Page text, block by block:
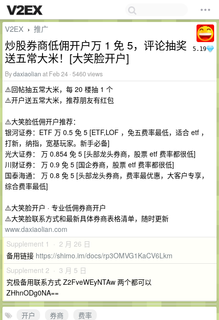
5.19
V2EX › 推广
炒股券商低佣开户万 1 免 5，评论抽奖
送五常大米！[大笑脸开户]
Bydaxiaolian at Feb 24 · 5460 views
⚠️回帖抽五常大米，每 20 楼抽 1 个
⚠️开户送五常大米，推荐朋友有红包
⚠️大笑脸低佣开户推荐：
银河证券：ETF 万 0.5 免 5 [ETF,LOF ，免五费率最低，适合 etf ，
打新，纳指，宽基玩家。新手必备]
光大证券： 万 0.854 免 5 [头部龙头券商，股票 etf 费率都很低]
川财证券： 万 0.9 免 5 [国企券商，股票 etf 费率都很低]
国泰海通： 万 0.8 免 5 [头部龙头券商，费率最优惠，大客户专享，
综合费率最低]
⚠️大笑脸开户 · 专业低佣券商开户
⚠️大笑脸联系方式和最新具体券商表格清单，随时更新
www.daxiaolian.com
Supplement 1 · 2 月 26 日
备用链接 https://shimo.im/docs/rp3OMVG1KaCV6Lkm
Supplement 2 · 3 月 5 日
究极备用联系方式 Z2FveWEyNTAw 两个都可以
ZHhnODg0NA==
开户 券商
费率